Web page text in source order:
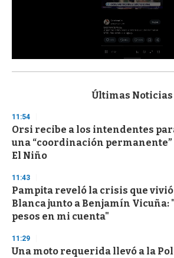
s
d
s
o
f
3
s
e
c
o
n
d
Últimas Noticias
11:54
Orsi recibe a los intendentes
una “coordinación permanente”
El Niño
11:43
Pampita reveló la crisis que
Blanca junto a Benjamín Vicuña:
pesos en mi cuenta"
11:29
Una moto requerida llevó a la